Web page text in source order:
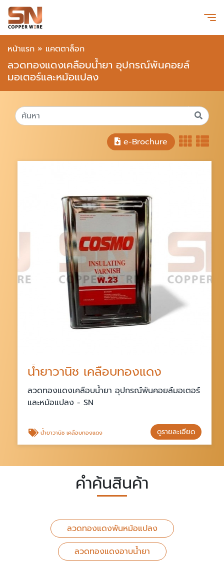
หน้าแรก » แคตตาล็อก
ลวดทองแดงเคลือบน้ำยา อุปกรณ์พันคอยล์
มอเตอร์และหม้อแปลง
e-Brochure
น้ำยาวานิช เคลือบทองแดง
ลวดทองแดงเคลือบน้ำยา อุปกรณ์พันคอยล์มอเตอร์
และหม้อแปลง - SN
น้ำยาวานิช เคลือบทองแดง ดูรายละเอียด
คำค้นสินค้า
ลวดทองแดงพันหม้อแปลง
ลวดทองแดงอาบน้ำยา